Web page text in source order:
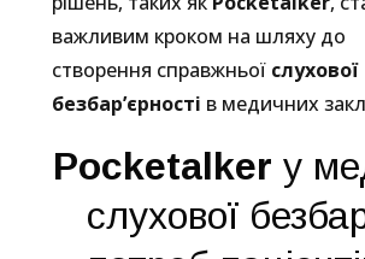
важливим кроком на шляху до
створення справжньої слухової
безбар’єрності в медичних
Pocketalker у
слухової